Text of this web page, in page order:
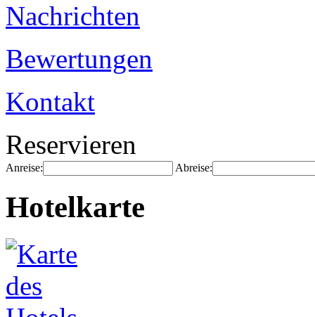
Nachrichten
Bewertungen
Kontakt
Reservieren
Anreise: Abreise:
Hotelkarte